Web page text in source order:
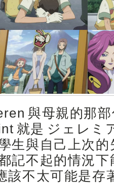
與母親的那
就是 ジェレミ
生與自己上次
記不起的情況
該不太可能是存